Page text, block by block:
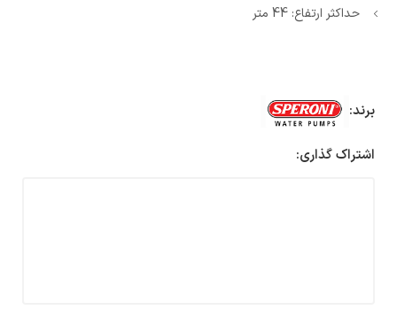
حداکثر ارتفاع: 44 متر
برند:
اشتراک گذاری: